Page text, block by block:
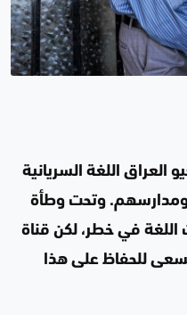
اللغة السريانية
ومدارسهم. وتحت وطأة
اللغة في خطر، لكن قناة
للحفاظ على هذا